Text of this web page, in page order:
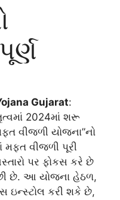
Gujarat:
2024માં શરૂ
વીજળી યોજના”નો
મફત વીજળી પૂરી
પર ફોકસ કરે છે
છે. આ યોજના હેઠળ,
ઇન્સ્ટોલ કરી શકે છે,